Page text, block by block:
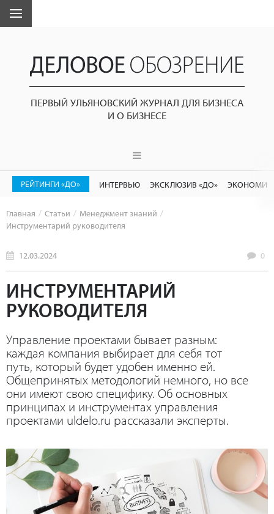
ПЕРВЫЙ УЛЬЯНОВСКИЙ ЖУРНАЛ ДЛЯ БИЗНЕСА
И О БИЗНЕСЕ
РЕЙТИНГИ «ДО» ИНТЕРВЬЮ ЭКСКЛЮЗИВ «ДО»
Главная Статьи
Менеджмент знаний
Инструментарий руководителя
12.03.2024 0
ИНСТРУМЕНТАРИЙ
РУКОВОДИТЕЛЯ
Управление проектами бывает разным:
каждая компания выбирает для себя тот
путь, который будет удобен именно ей.
Общепринятых методологий немного, но все
они имеют свою специфику. Об основных
принципах и инструментах управления
проектами uldelo.ru рассказали эксперты.